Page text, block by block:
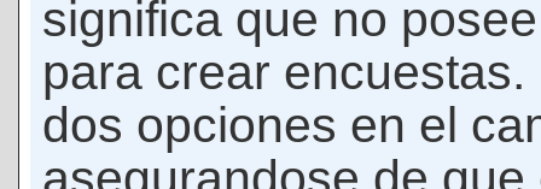
significa que no
para crear
dos opciones en el